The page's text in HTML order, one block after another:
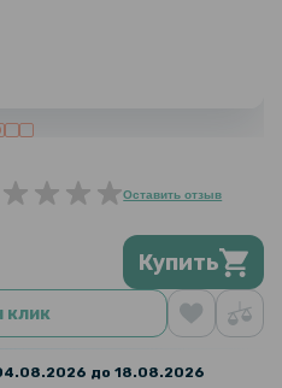
Оставить отзыв
Купить
клик
до 18.08.2026